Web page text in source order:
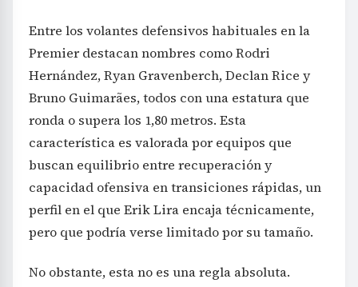
Entre los volantes defensivos habituales en la
Premier destacan nombres como Rodri
Hernández, Ryan Gravenberch, Declan Rice y
Bruno Guimarães, todos con una estatura que
ronda o supera los 1,80 metros. Esta
característica es valorada por equipos que
buscan equilibrio entre recuperación y
capacidad ofensiva en transiciones rápidas, un
perfil en el que Erik Lira encaja técnicamente,
pero que podría verse limitado por su tamaño.
No obstante, esta no es una regla absoluta.